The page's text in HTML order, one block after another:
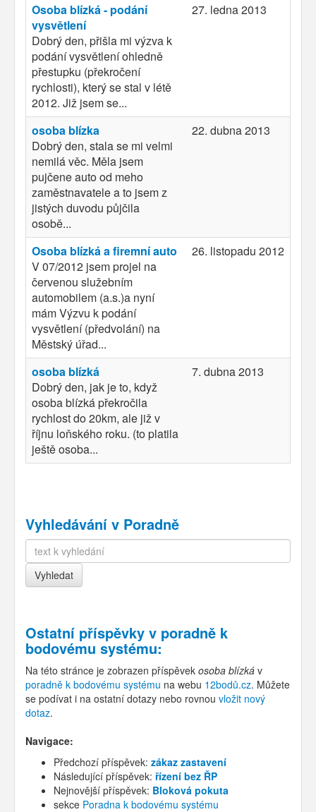
Osoba blízká - podání
vysvětlení
Dobrý den, přišla mi výzva k
podání vysvětlení ohledně
přestupku (překročení
rychlosti), který se stal v létě
2012. Již jsem se...
27. ledna 2013
osoba blízka
Dobrý den, stala se mi velmi
nemilá věc. Měla jsem
pujčene auto od meho
zaměstnavatele a to jsem z
jistých duvodu půjčila
osobě...
22. dubna 2013
Osoba blízká a firemní auto
V 07/2012 jsem projel na
červenou služebním
automobilem (a.s.)a nyní
mám Výzvu k podání
vysvětlení (předvolání) na
Městský úřad...
26. listopadu 2012
osoba blízká
Dobrý den, jak je to, když
osoba blízká překročila
rychlost do 20km, ale již v
říjnu loňského roku. (to platila
ještě osoba...
7. dubna 2013
Vyhledávání v Poradně
Ostatní příspěvky v poradně k
bodovému systému:
Na této stránce je zobrazen příspěvek osoba blízká v
poradně k bodovému systému na webu 12bodů.cz. Můžete
se podívat i na ostatní dotazy nebo rovnou vložit nový
dotaz.
Navigace:
Předchozí příspěvek: zákaz zastavení
Následující příspěvek: řízení bez ŘP
Nejnovější příspěvek: Bloková pokuta
sekce Poradna k bodovému systému